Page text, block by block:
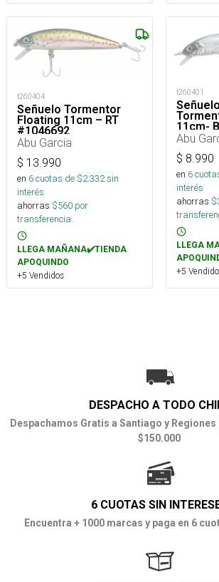
t260404
Señuelo Tormentor
Floating 11cm – RT
#1046692
Abu Garcia
$ 13.990
en 6cuotas de $2.332sin
interés
ahorras $560 por
transferencia.
LLEGA MAÑANA✔️TIENDA
APOQUINDO
+5 Vendidos
t260401
11cm-
Abu
$ 8.990
en 6
interés
ahorras $
LLEGA
+5
DESPACHO A TODO
Despachamos Gratis a Santiago y
$150.000
6 CUOTAS SIN
Encuentra + 1000 marcas y paga en 6